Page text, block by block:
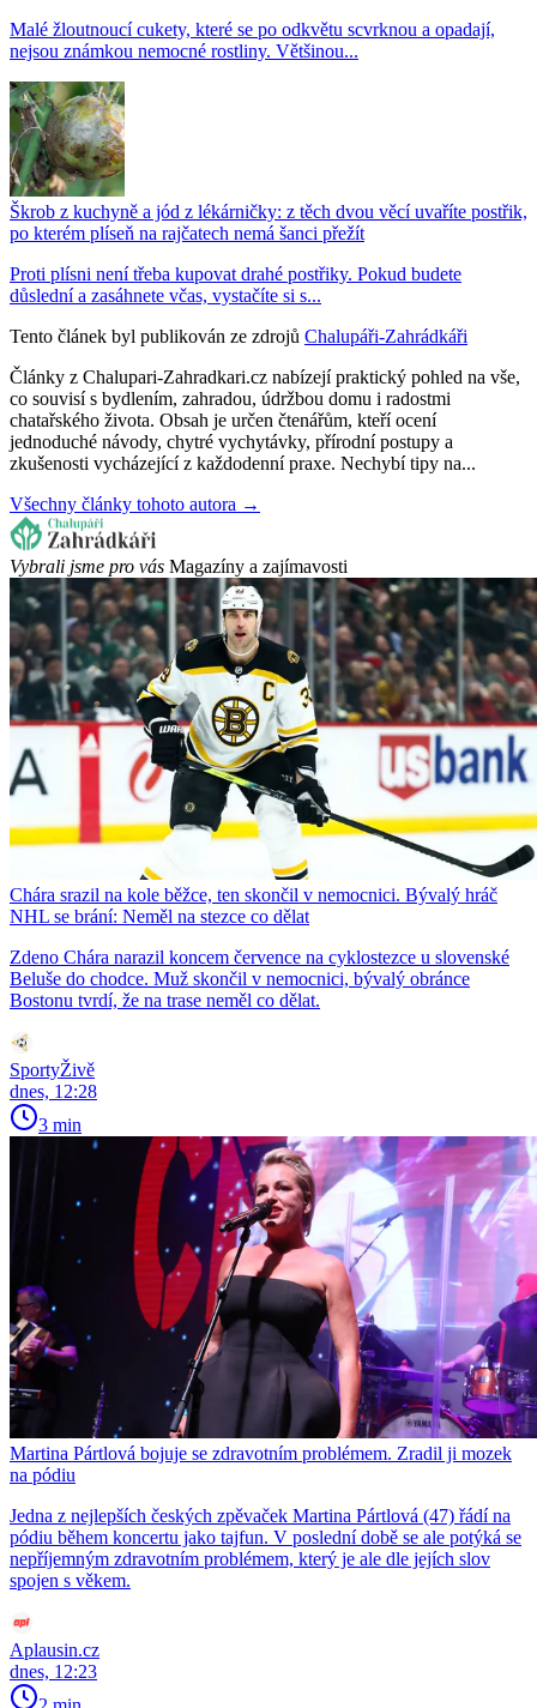
Malé žloutnoucí cukety, které se po odkvětu scvrknou a opadají,
nejsou známkou nemocné rostliny. Většinou...
Škrob z kuchyně a jód z lékárničky: z těch dvou věcí uvaříte postřik,
po kterém plíseň na rajčatech nemá šanci přežít
Proti plísni není třeba kupovat drahé postřiky. Pokud budete
důslední a zasáhnete včas, vystačíte si s...
Tento článek byl publikován ze zdrojů Chalupáři-Zahrádkáři
Články z Chalupari-Zahradkari.cz nabízejí praktický pohled na vše,
co souvisí s bydlením, zahradou, údržbou domu i radostmi
chatařského života. Obsah je určen čtenářům, kteří ocení
jednoduché návody, chytré vychytávky, přírodní postupy a
zkušenosti vycházející z každodenní praxe. Nechybí tipy na...
Všechny články tohoto autora →
Vybrali jsme pro vás Magazíny a zajímavosti
Chára srazil na kole běžce, ten skončil v nemocnici. Bývalý hráč
NHL se brání: Neměl na stezce co dělat
Zdeno Chára narazil koncem července na cyklostezce u slovenské
Beluše do chodce. Muž skončil v nemocnici, bývalý obránce
Bostonu tvrdí, že na trase neměl co dělat.
SportyŽivě
dnes, 12:28
3 min
Martina Pártlová bojuje se zdravotním problémem. Zradil ji mozek
na pódiu
Jedna z nejlepších českých zpěvaček Martina Pártlová (47) řádí na
pódiu během koncertu jako tajfun. V poslední době se ale potýká se
nepříjemným zdravotním problémem, který je ale dle jejích slov
spojen s věkem.
Aplausin.cz
dnes, 12:23